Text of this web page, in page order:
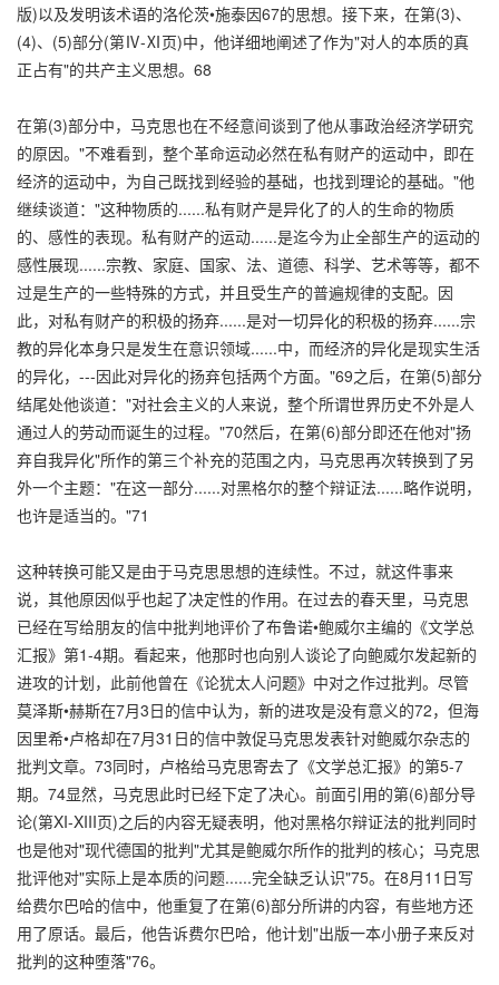
版)以及发明该术语的洛伦茨•施泰因67的思想。接下来，在第(3)、
(4)、(5)部分(第Ⅳ-Ⅺ页)中，他详细地阐述了作为"对人的本质的真
正占有"的共产主义思想。68
在第(3)部分中，马克思也在不经意间谈到了他从事政治经济学研究
的原因。"不难看到，整个革命运动必然在私有财产的运动中，即在
经济的运动中，为自己既找到经验的基础，也找到理论的基础。"他
继续谈道："这种物质的......私有财产是异化了的人的生命的物质
的、感性的表现。私有财产的运动......是迄今为止全部生产的运动的
感性展现......宗教、家庭、国家、法、道德、科学、艺术等等，都不
过是生产的一些特殊的方式，并且受生产的普遍规律的支配。因
此，对私有财产的积极的扬弃......是对一切异化的积极的扬弃......宗
教的异化本身只是发生在意识领域......中，而经济的异化是现实生活
的异化，---因此对异化的扬弃包括两个方面。"69之后，在第(5)部分
结尾处他谈道："对社会主义的人来说，整个所谓世界历史不外是人
通过人的劳动而诞生的过程。"70然后，在第(6)部分即还在他对"扬
弃自我异化"所作的第三个补充的范围之内，马克思再次转换到了另
外一个主题："在这一部分......对黑格尔的整个辩证法......略作说明，
也许是适当的。"71
这种转换可能又是由于马克思思想的连续性。不过，就这件事来
说，其他原因似乎也起了决定性的作用。在过去的春天里，马克思
已经在写给朋友的信中批判地评价了布鲁诺•鲍威尔主编的《文学总
汇报》第1-4期。看起来，他那时也向别人谈论了向鲍威尔发起新的
进攻的计划，此前他曾在《论犹太人问题》中对之作过批判。尽管
莫泽斯•赫斯在7月3日的信中认为，新的进攻是没有意义的72，但海
因里希•卢格却在7月31日的信中敦促马克思发表针对鲍威尔杂志的
批判文章。73同时，卢格给马克思寄去了《文学总汇报》的第5-7
期。74显然，马克思此时已经下定了决心。前面引用的第(6)部分导
论(第XI-XIII页)之后的内容无疑表明，他对黑格尔辩证法的批判同时
也是他对"现代德国的批判"尤其是鲍威尔所作的批判的核心；马克思
批评他对"实际上是本质的问题......完全缺乏认识"75。在8月11日写
给费尔巴哈的信中，他重复了在第(6)部分所讲的内容，有些地方还
用了原话。最后，他告诉费尔巴哈，他计划"出版一本小册子来反对
批判的这种堕落"76。